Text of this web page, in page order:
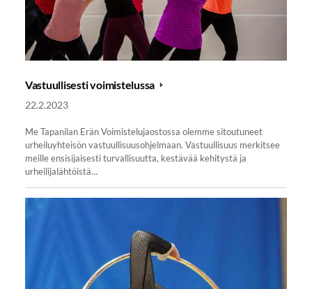
Vastuullisesti voimistelussa
22.2.2023
Me Tapanilan Erän Voimistelujaostossa olemme sitoutuneet
urheiluyhteisön vastuullisuusohjelmaan. Vastuullisuus merkitsee
meille ensisijaisesti turvallisuutta, kestävää kehitystä ja
urheilijalähtöistä…